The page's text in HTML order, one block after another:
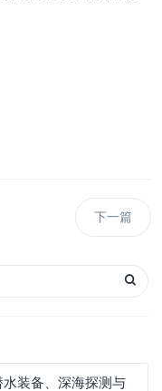
下一篇
装备、深海探测与